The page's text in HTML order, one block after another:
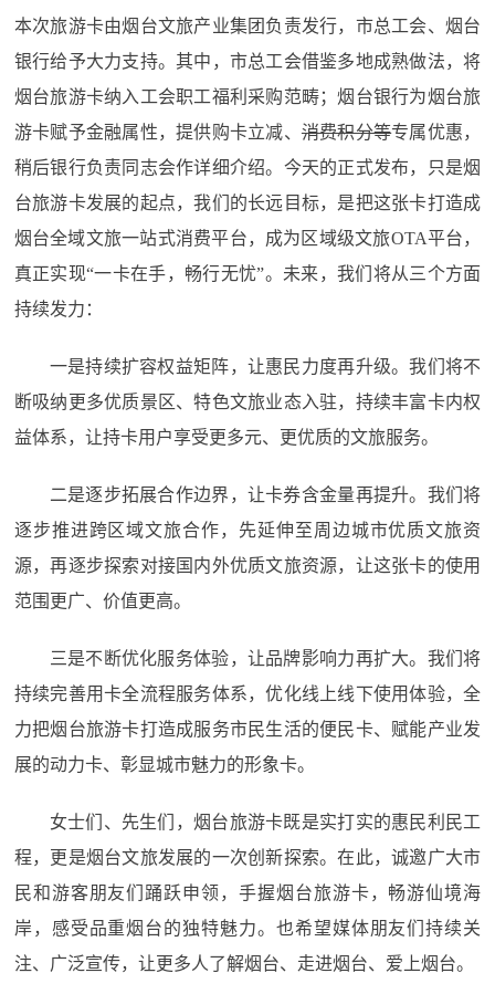
本次旅游卡由烟台文旅产业集团负责发行，市总工会、烟台
银行给予大力支持。其中，市总工会借鉴多地成熟做法，将
烟台旅游卡纳入工会职工福利采购范畴；烟台银行为烟台旅
游卡赋予金融属性，提供购卡立减、 消费积分等专属优惠，
稍后银行负责同志会作详细介绍。今天的正式发布，只是烟
台旅游卡发展的起点，我们的长远目标，是把这张卡打造成
烟台全域文旅一站式消费平台，成为区域级文旅OTA平台，
真正实现“一卡在手，畅行无忧”。未来，我们将从三个方面
持续发力：
一是持续扩容权益矩阵，让惠民力度再升级。我们将不
断吸纳更多优质景区、特色文旅业态入驻，持续丰富卡内权
益体系，让持卡用户享受更多元、更优质的文旅服务。
二是逐步拓展合作边界，让卡券含金量再提升。我们将
逐步推进跨区域文旅合作，先延伸至周边城市优质文旅资
源，再逐步探索对接国内外优质文旅资源，让这张卡的使用
范围更广、价值更高。
三是不断优化服务体验，让品牌影响力再扩大。我们将
持续完善用卡全流程服务体系，优化线上线下使用体验，全
力把烟台旅游卡打造成服务市民生活的便民卡、赋能产业发
展的动力卡、彰显城市魅力的形象卡。
女士们、先生们，烟台旅游卡既是实打实的惠民利民工
程，更是烟台文旅发展的一次创新探索。在此，诚邀广大市
民和游客朋友们踊跃申领，手握烟台旅游卡，畅游仙境海
岸，感受品重烟台的独特魅力。也希望媒体朋友们持续关
注、广泛宣传，让更多人了解烟台、走进烟台、爱上烟台。